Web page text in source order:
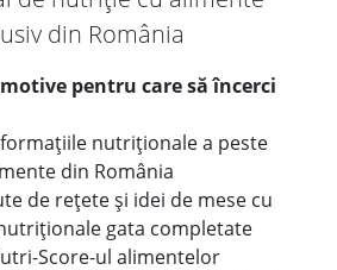
din România
pentru care să încerci
nutriționale a peste
din România
de rețete și idei de mese cu
gata completate
Score-ul alimentelor